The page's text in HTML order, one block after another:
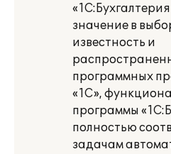
значение в
известность и
программных
«1С»,
программы
полностью
задачам